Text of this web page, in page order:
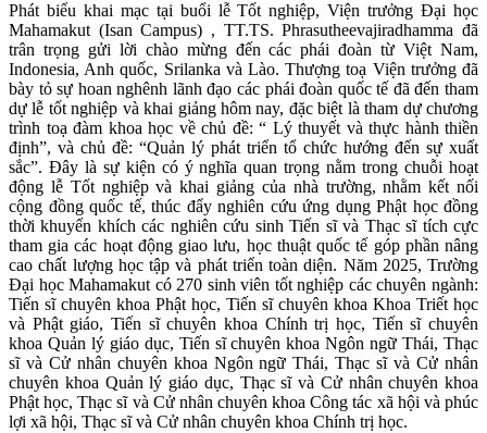
Phát biểu khai mạc tại buổi lễ Tốt nghiệp, Viện trưởng Đại học
Mahamakut (Isan Campus) , TT.TS. Phrasutheevajiradhamma đã
trân trọng gửi lời chào mừng đến các phái đoàn từ Việt Nam,
Indonesia, Anh quốc, Srilanka và Lào. Thượng toạ Viện trưởng đã
bày tỏ sự hoan nghênh lãnh đạo các phái đoàn quốc tế đã đến tham
dự lễ tốt nghiệp và khai giảng hôm nay, đặc biệt là tham dự chương
trình toạ đàm khoa học về chủ đề: “ Lý thuyết và thực hành thiền
định”, và chủ đề: “Quản lý phát triển tổ chức hướng đến sự xuất
sắc”. Đây là sự kiện có ý nghĩa quan trọng nằm trong chuỗi hoạt
động lễ Tốt nghiệp và khai giảng của nhà trường, nhằm kết nối
cộng đồng quốc tế, thúc đẩy nghiên cứu ứng dụng Phật học đồng
thời khuyến khích các nghiên cứu sinh Tiến sĩ và Thạc sĩ tích cực
tham gia các hoạt động giao lưu, học thuật quốc tế góp phần nâng
cao chất lượng học tập và phát triển toàn diện. Năm 2025, Trường
Đại học Mahamakut có 270 sinh viên tốt nghiệp các chuyên ngành:
Tiến sĩ chuyên khoa Phật học, Tiến sĩ chuyên khoa Khoa Triết học
và Phật giáo, Tiến sĩ chuyên khoa Chính trị học, Tiến sĩ chuyên
khoa Quản lý giáo dục, Tiến sĩ chuyên khoa Ngôn ngữ Thái, Thạc
sĩ và Cử nhân chuyên khoa Ngôn ngữ Thái, Thạc sĩ và Cử nhân
chuyên khoa Quản lý giáo dục, Thạc sĩ và Cử nhân chuyên khoa
Phật học, Thạc sĩ và Cử nhân chuyên khoa Công tác xã hội và phúc
lợi xã hội, Thạc sĩ và Cử nhân chuyên khoa Chính trị học.